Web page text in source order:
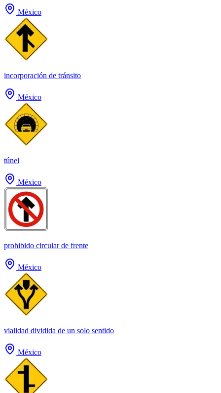
México
incorporación de tránsito
México
túnel
México
prohibido circular de frente
México
vialidad dividida de un solo sentido
México